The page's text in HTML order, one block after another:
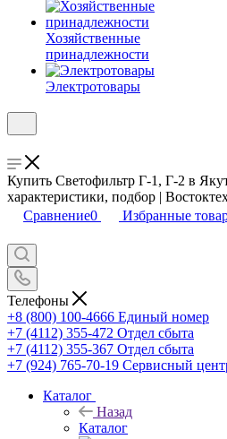
Хозяйственные
принадлежности
Электротовары
Купить Светофильтр Г-1, Г-2 в
характеристики, подбор |
Сравнение0 Избранные
Телефоны
+8 (800) 100-4666 Единый номер
+7 (4112) 355-472 Отдел сбыта
+7 (4112) 355-367 Отдел сбыта
+7 (924) 765-70-19 Сервисный
Каталог
Назад
Каталог